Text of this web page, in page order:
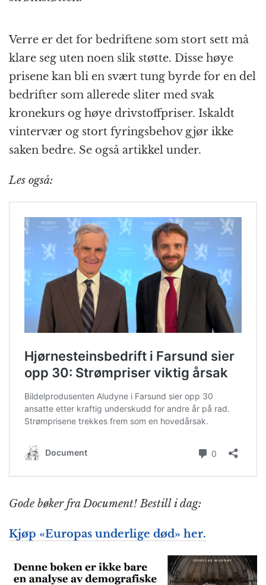
Verre er det for bedriftene som stort sett må
klare seg uten noen slik støtte. Disse høye
prisene kan bli en svært tung byrde for en del
bedrifter som allerede sliter med svak
kronekurs og høye drivstoffpriser. Iskaldt
vintervær og stort fyringsbehov gjør ikke
saken bedre. Se også artikkel under.
Les også:
Gode bøker fra Document! Bestill i dag:
Kjøp «Europas underlige død» her.